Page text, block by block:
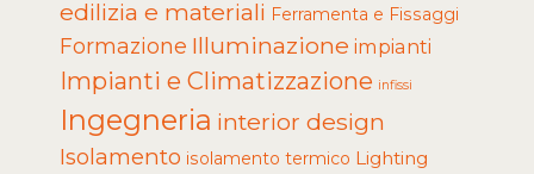
edilizia e materiali Ferramenta e Fissaggi
Formazione Illuminazione impianti
Impianti e Climatizzazione infissi
Ingegneria interior design
Isolamento isolamento termico Lighting